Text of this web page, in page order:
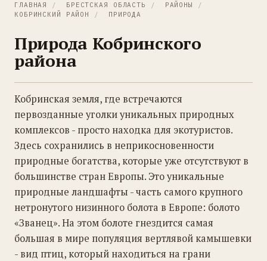
ГЛАВНАЯ / БРЕСТСКАЯ ОБЛАСТЬ / РАЙОНЫ
/
КОБРИНСКИЙ РАЙОН
/ ПРИРОДА
Природа Кобринского
района
Кобринская земля, где встречаются
первозданные уголки уникальных природных
комплексов - просто находка для экотуристов.
Здесь сохранились в неприкосновенности
природные богатства, которые уже отсутствуют в
большинстве стран Европы. Это уникальные
природные ландшафты - часть самого крупного
нетронутого низинного болота в Европе: болото
«Званец». На этом болоте гнездится самая
большая в мире популяция вертлявой камышевки
- вид птиц, который находиться на грани